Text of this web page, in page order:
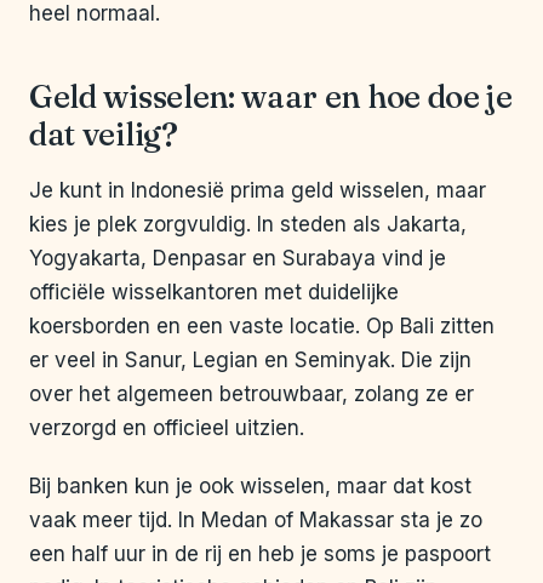
heel normaal.
Geld wisselen: waar en hoe doe je
dat veilig?
Je kunt in Indonesië prima geld wisselen, maar
kies je plek zorgvuldig. In steden als Jakarta,
Yogyakarta, Denpasar en Surabaya vind je
officiële wisselkantoren met duidelijke
koersborden en een vaste locatie. Op Bali zitten
er veel in Sanur, Legian en Seminyak. Die zijn
over het algemeen betrouwbaar, zolang ze er
verzorgd en officieel uitzien.
Bij banken kun je ook wisselen, maar dat kost
vaak meer tijd. In Medan of Makassar sta je zo
een half uur in de rij en heb je soms je paspoort